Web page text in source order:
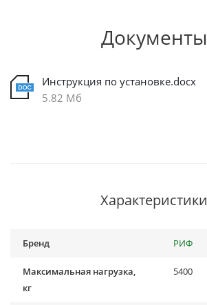
Документы
Инструкция по установке.docx
5.82 Мб
Характеристики
Бренд РИФ
Максимальная нагрузка,
кг
5400